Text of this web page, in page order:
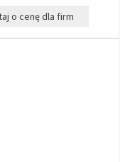
o cenę dla firm